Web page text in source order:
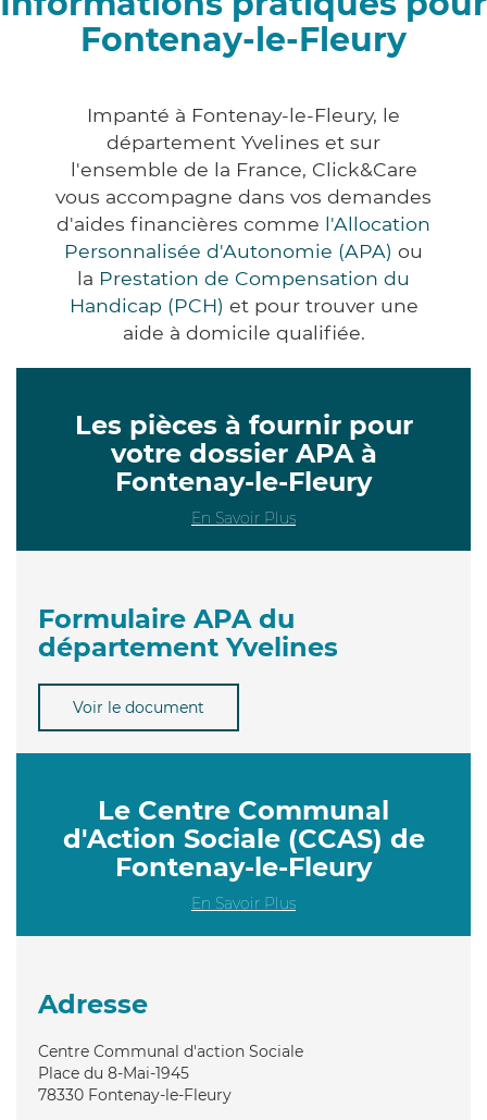
Fontenay-le-Fleury
Impanté à Fontenay-le-Fleury, le
département Yvelines et sur
l'ensemble de la France, Click&Care
vous accompagne dans vos demandes
d'aides financières comme l'Allocation
Personnalisée d'Autonomie (APA) ou
la Prestation de Compensation du
Handicap (PCH) et pour trouver une
aide à domicile qualifiée.
Les pièces à fournir pour
votre dossier APA à
Fontenay-le-Fleury
En Savoir Plus
Formulaire APA du
département Yvelines
Voir le document
Le Centre Communal
d'Action Sociale (CCAS) de
Fontenay-le-Fleury
En Savoir Plus
Adresse
Centre Communal d'action Sociale
Place du 8-Mai-1945
78330 Fontenay-le-Fleury